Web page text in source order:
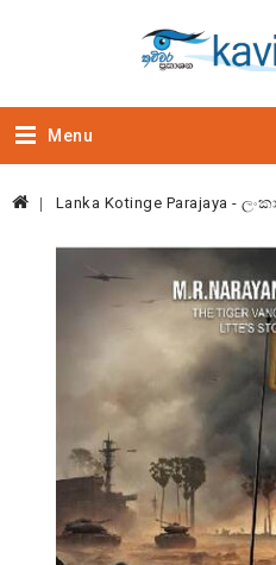
Menu
Lanka Kotinge Parajaya -